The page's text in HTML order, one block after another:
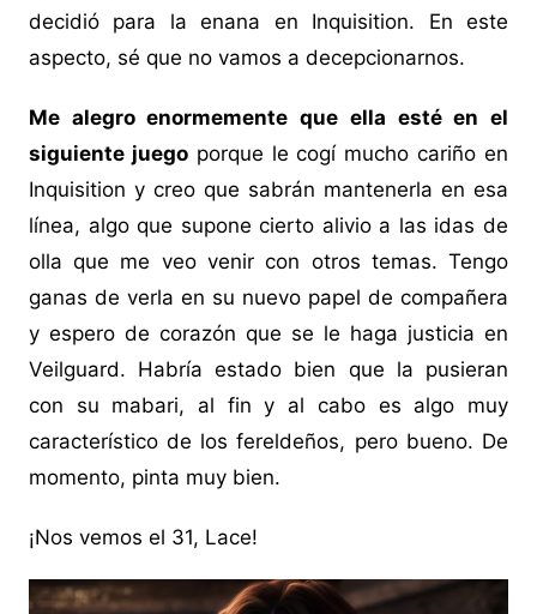
decidió para la enana en Inquisition. En este
aspecto, sé que no vamos a decepcionarnos.
Me alegro enormemente que ella esté en el
siguiente juegoporque le cogí mucho cariño en
Inquisition y creo que sabrán mantenerla en esa
línea, algo que supone cierto alivio a las idas de
olla que me veo venir con otros temas. Tengo
ganas de verla en su nuevo papel de compañera
y espero de corazón que se le haga justicia en
Veilguard. Habría estado bien que la pusieran
con su mabari, al fin y al cabo es algo muy
característico de los fereldeños, pero bueno. De
momento, pinta muy bien.
¡Nos vemos el 31, Lace!